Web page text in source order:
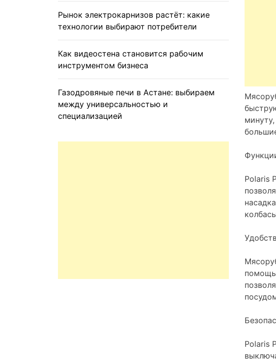
Polaris
Polaris
Рынок электрокарнизов растёт: какие
технологии выбирают потребители
Как видеостена становится рабочим
инструментом бизнеса
Газодровяные печи в Астане: выбираем
между универсальностью и
специализацией